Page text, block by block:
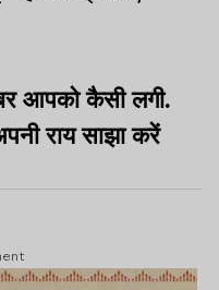
आपको कैसी लगी.
राय साझा करें